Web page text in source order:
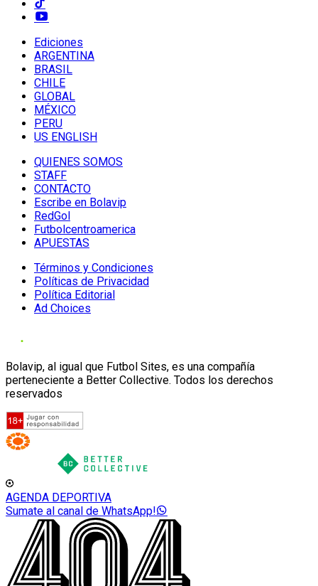
Ediciones
ARGENTINA
BRASIL
CHILE
GLOBAL
MÉXICO
PERU
US ENGLISH
QUIENES SOMOS
STAFF
CONTACTO
Escribe en Bolavip
RedGol
Futbolcentroamerica
APUESTAS
Términos y Condiciones
Políticas de Privacidad
Política Editorial
Ad Choices
Bolavip, al igual que Futbol Sites, es una compañía
perteneciente a Better Collective. Todos los derechos
reservados
AGENDA DEPORTIVA
Sumate al canal de WhatsApp!